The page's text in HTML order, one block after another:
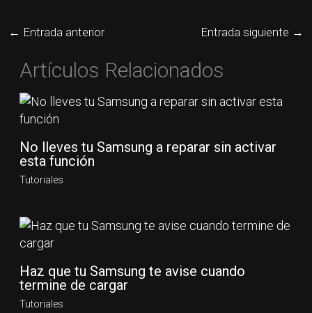
← Entrada anterior Entrada siguiente →
Artículos Relacionados
No lleves tu Samsung a reparar sin activar
esta función
Tutoriales
Haz que tu Samsung te avise cuando
termine de cargar
Tutoriales